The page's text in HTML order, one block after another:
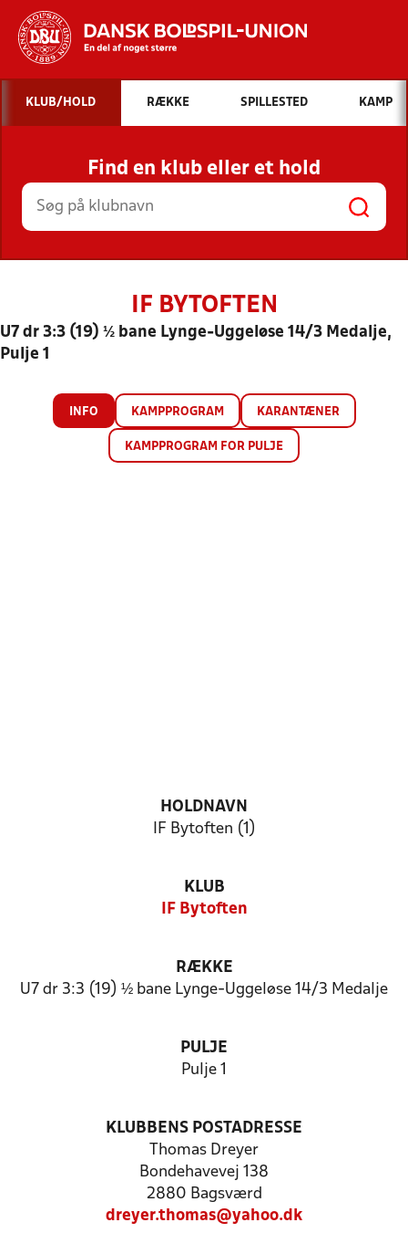
Hvad vil du søge efter?
INDHOLD OG NYHEDER
STILLINGER, RESULTATER, KLUBBER OG
HOLD
KLUB/HOLD RÆKKE SPILLESTED KAMP
Find en klub eller et hold
IF BYTOFTEN
U7 dr 3:3 (19) ½ bane Lynge-Uggeløse 14/3 Medalje,
Pulje 1
INFO KAMPPROGRAM KARANTÆNER
KAMPPROGRAM FOR PULJE
HOLDNAVN
IF Bytoften (1)
KLUB
IF Bytoften
RÆKKE
U7 dr 3:3 (19) ½ bane Lynge-Uggeløse 14/3 Medalje
PULJE
Pulje 1
KLUBBENS POSTADRESSE
Thomas Dreyer
Bondehavevej 138
2880 Bagsværd
dreyer.thomas@yahoo.dk